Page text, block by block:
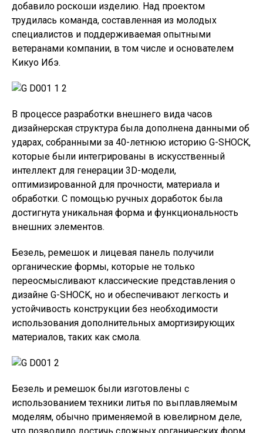
добавило роскоши изделию. Над проектом
трудилась команда, составленная из молодых
специалистов и поддерживаемая опытными
ветеранами компании, в том числе и основателем
Кикуо Ибэ.
В процессе разработки внешнего вида часов
дизайнерская структура была дополнена данными об
ударах, собранными за 40-летнюю историю G-SHOCK,
которые были интегрированы в искусственный
интеллект для генерации 3D-модели,
оптимизированной для прочности, материала и
обработки. С помощью ручных доработок была
достигнута уникальная форма и функциональность
внешних элементов.
Безель, ремешок и лицевая панель получили
органические формы, которые не только
переосмысливают классические представления о
дизайне G-SHOCK, но и обеспечивают легкость и
устойчивость конструкции без необходимости
использования дополнительных амортизирующих
материалов, таких как смола.
Безель и ремешок были изготовлены с
использованием техники литья по выплавляемым
моделям, обычно применяемой в ювелирном деле,